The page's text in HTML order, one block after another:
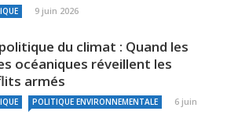
9 juin 2026
du climat : Quand les
océaniques réveillent les
armés
POLITIQUE ENVIRONNEMENTALE
6 juin